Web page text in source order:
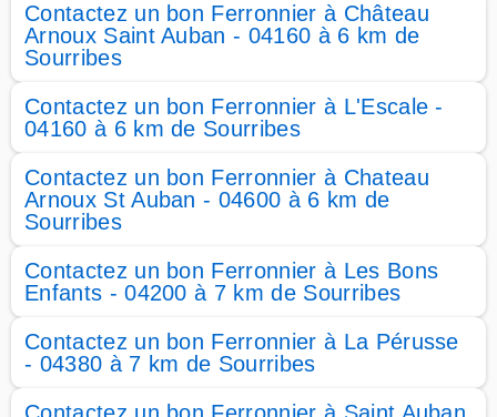
Contactez un bon Ferronnier à Château
Arnoux Saint Auban - 04160 à 6 km de
Sourribes
Contactez un bon Ferronnier à L'Escale -
04160 à 6 km de Sourribes
Contactez un bon Ferronnier à Chateau
Arnoux St Auban - 04600 à 6 km de
Sourribes
Contactez un bon Ferronnier à Les Bons
Enfants - 04200 à 7 km de Sourribes
Contactez un bon Ferronnier à La Pérusse
- 04380 à 7 km de Sourribes